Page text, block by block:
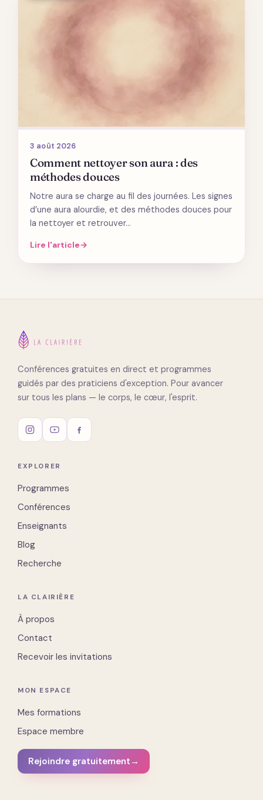
3 août 2026
Comment nettoyer son aura : des
méthodes douces
Notre aura se charge au fil des journées. Les signes
d’une aura alourdie, et des méthodes douces pour
la nettoyer et retrouver…
Lire l'article→
Conférences gratuites en direct et programmes
guidés par des praticiens d'exception. Pour avancer
sur tous les plans — le corps, le cœur, l'esprit.
EXPLORER
Programmes
Conférences
Enseignants
Blog
Recherche
LA CLAIRIÈRE
À propos
Contact
Recevoir les invitations
MON ESPACE
Mes formations
Espace membre
Rejoindre gratuitement →